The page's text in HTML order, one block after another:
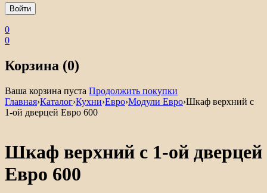
0
0
Корзина (0)
Ваша корзина пуста Продолжить покупки
Главная›Каталог›Кухни›Евро›Модули Евро›Шкаф верхний с
1-ой дверцей Евро 600
Шкаф верхний с 1-ой дверцей
Евро 600